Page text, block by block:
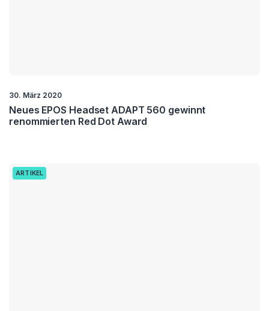
30. März 2020
Neues EPOS Headset ADAPT 560 gewinnt
renommierten Red Dot Award
ARTIKEL